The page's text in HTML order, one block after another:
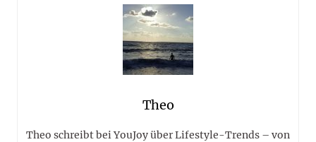
Theo
Theo schreibt bei YouJoy über Lifestyle-Trends – von